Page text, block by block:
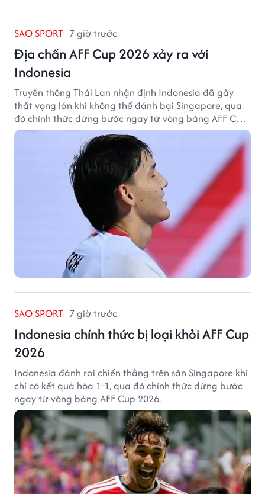
SAO SPORT 7 giờ trước
Địa chấn AFF Cup 2026 xảy ra với
Indonesia
Truyền thông Thái Lan nhận định Indonesia đã gây
thất vọng lớn khi không thể đánh bại Singapore, qua
đó chính thức dừng bước ngay từ vòng bảng AFF Cup
2026.
SAO SPORT 7 giờ trước
Indonesia chính thức bị loại khỏi AFF Cup
2026
Indonesia đánh rơi chiến thắng trên sân Singapore khi
chỉ có kết quả hòa 1-1, qua đó chính thức dừng bước
ngay từ vòng bảng AFF Cup 2026.